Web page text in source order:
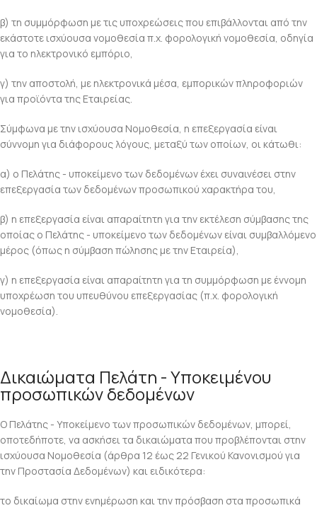
β) τη συμμόρφωση με τις υποχρεώσεις που επιβάλλονται από την
εκάστοτε ισχύουσα νομοθεσία π.χ. φορολογική νομοθεσία, οδηγία
για το ηλεκτρονικό εμπόριο,
γ) την αποστολή, με ηλεκτρονικά μέσα, εμπορικών πληροφοριών
για προϊόντα της Εταιρείας.
Σύμφωνα με την ισχύουσα Νομοθεσία, η επεξεργασία είναι
σύννομη για διάφορους λόγους, μεταξύ των οποίων, οι κάτωθι:
α) ο Πελάτης - υποκείμενο των δεδομένων έχει συναινέσει στην
επεξεργασία των δεδομένων προσωπικού χαρακτήρα του,
β) η επεξεργασία είναι απαραίτητη για την εκτέλεση σύμβασης της
οποίας ο Πελάτης - υποκείμενο των δεδομένων είναι συμβαλλόμενο
μέρος (όπως η σύμβαση πώλησης με την Εταιρεία),
γ) η επεξεργασία είναι απαραίτητη για τη συμμόρφωση με έννομη
υποχρέωση του υπευθύνου επεξεργασίας (π.χ. φορολογική
νομοθεσία).
Δικαιώματα Πελάτη - Υποκειμένου
προσωπικών δεδομένων
Ο Πελάτης - Υποκείμενο των προσωπικών δεδομένων, μπορεί,
οποτεδήποτε, να ασκήσει τα δικαιώματα που προβλέπονται στην
ισχύουσα Νομοθεσία (άρθρα 12 έως 22 Γενικού Κανονισμού για
την Προστασία Δεδομένων) και ειδικότερα:
το δικαίωμα στην ενημέρωση και την πρόσβαση στα προσωπικά